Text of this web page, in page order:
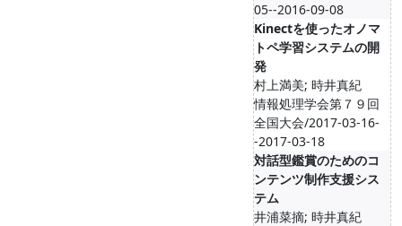
05--2016-09-08
Kinectを使ったオノマ
トペ学習システムの開
発
村上満美; 時井真紀
情報処理学会第７９回
全国大会/2017-03-16-
-2017-03-18
対話型鑑賞のためのコ
ンテンツ制作支援シス
テム
井浦菜摘; 時井真紀